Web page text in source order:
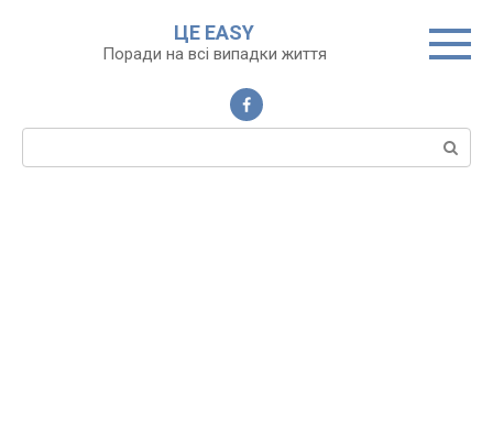
ЦЕ EASY
Поради на всі випадки життя
Пошук: